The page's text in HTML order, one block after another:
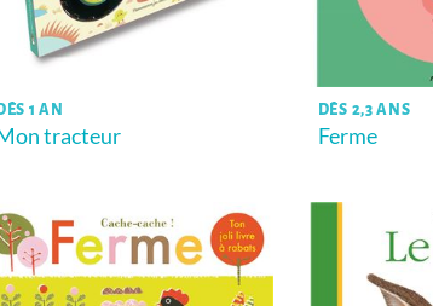
DÈS 1 AN
tracteur
DÈS 2,3 ANS
Ferme